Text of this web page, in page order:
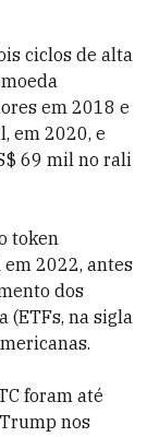
ciclos de alta
em 2018 e
em 2020, e
69 mil no rali
token
2022, antes
dos
(ETFs, na sigla
foram até
nos